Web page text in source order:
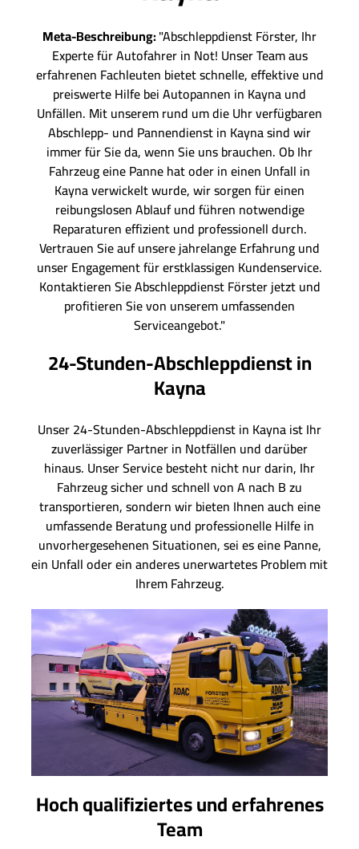
Meta-Beschreibung:"Abschleppdienst Förster, Ihr
Experte für Autofahrer in Not! Unser Team aus
erfahrenen Fachleuten bietet schnelle, effektive und
preiswerte Hilfe bei Autopannen in Kayna und
Unfällen. Mit unserem rund um die Uhr verfügbaren
Abschlepp- und Pannendienst in Kayna sind wir
immer für Sie da, wenn Sie uns brauchen. Ob Ihr
Fahrzeug eine Panne hat oder in einen Unfall in
Kayna verwickelt wurde, wir sorgen für einen
reibungslosen Ablauf und führen notwendige
Reparaturen effizient und professionell durch.
Vertrauen Sie auf unsere jahrelange Erfahrung und
unser Engagement für erstklassigen Kundenservice.
Kontaktieren Sie Abschleppdienst Förster jetzt und
profitieren Sie von unserem umfassenden
Serviceangebot."
24-Stunden-Abschleppdienst in
Kayna
Unser 24-Stunden-Abschleppdienst in Kayna ist Ihr
zuverlässiger Partner in Notfällen und darüber
hinaus. Unser Service besteht nicht nur darin, Ihr
Fahrzeug sicher und schnell von A nach B zu
transportieren, sondern wir bieten Ihnen auch eine
umfassende Beratung und professionelle Hilfe in
unvorhergesehenen Situationen, sei es eine Panne,
ein Unfall oder ein anderes unerwartetes Problem mit
Ihrem Fahrzeug.
Hoch qualifiziertes und erfahrenes
Team